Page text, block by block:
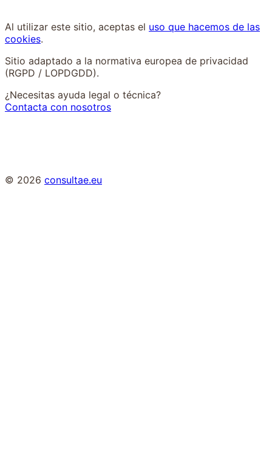
Al utilizar este sitio, aceptas el uso que hacemos de las
cookies.
Sitio adaptado a la normativa europea de privacidad
(RGPD / LOPDGDD).
¿Necesitas ayuda legal o técnica?
Contacta con nosotros
© 2026 consultae.eu